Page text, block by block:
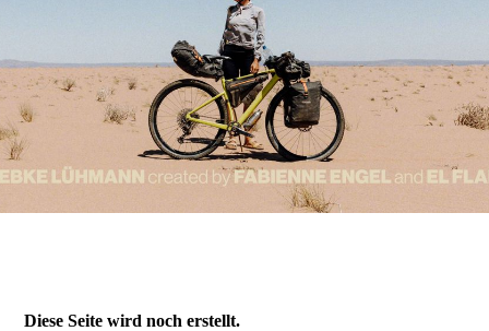
Diese Seite wird noch erstellt.
ABOUT ME
IMPRESSUM